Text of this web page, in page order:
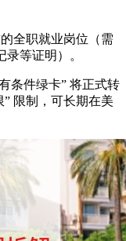
全职就业岗位（需
等证明）。
条件绿卡” 将正式转
” 限制，可长期在美